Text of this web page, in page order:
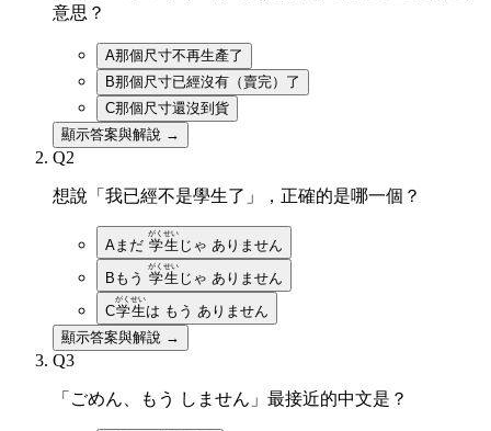
意思？
A那個尺寸不再生產了
B那個尺寸已經沒有（賣完）了
C那個尺寸還沒到貨
顯示答案與解說 →
Q2
想說「我已經不是學生了」，正確的是哪一個？
A まだ 学生
がくせい
じゃ ありません
B もう 学生
がくせい
じゃ ありません
C学生
がくせい
は もう ありません
顯示答案與解說 →
Q3
「ごめん、もう しません」最接近的中文是？